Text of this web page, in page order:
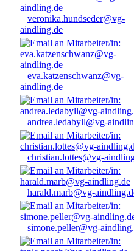
veronika.hundseder@vg-
aindling.de
eva.katzenschwanz@vg-
aindling.de
andrea.ledabyll@vg-
christian.lottes@vg-
harald.marb@vg-
simone.peller@vg-